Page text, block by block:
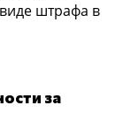
штрафа в
за